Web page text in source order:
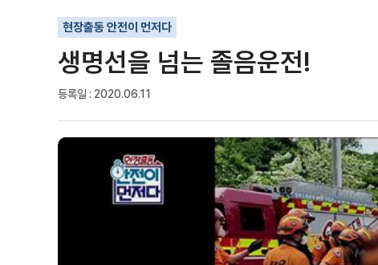
현장출동 안전이 먼저다
생명선을 넘는 졸음운전!
등록일 : 2020.06.11
기사인쇄
글자확대
글자축소